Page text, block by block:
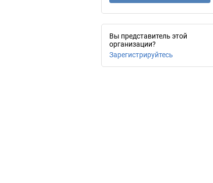
Вы представитель этой
организации?
Зарегистрируйтесь